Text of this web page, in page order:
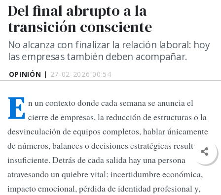
OPINIÓN | 27-02-2026 00:54
Del final abrupto a la
transición consciente
No alcanza con finalizar la relación laboral: hoy
las empresas también deben acompañar.
E n un contexto donde cada semana se anuncia el
cierre de empresas, la reducción de estructuras o la
desvinculación de equipos completos, hablar únicamente
de números, balances o decisiones estratégicas resulta
insuficiente. Detrás de cada salida hay una persona
atravesando un quiebre vital: incertidumbre económica,
impacto emocional, pérdida de identidad profesional y,